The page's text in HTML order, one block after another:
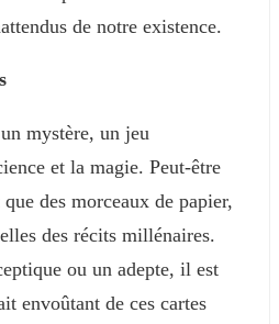
de notre existence.
mystère, un jeu
et la magie. Peut-être
des morceaux de papier,
des récits millénaires.
ou un adepte, il est
envoûtant de ces cartes